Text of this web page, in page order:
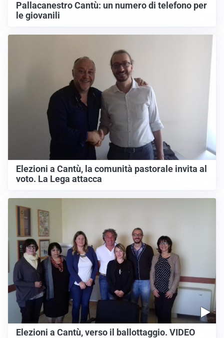
Pallacanestro Cantù: un numero di telefono per
le giovanili
Elezioni a Cantù, la comunità pastorale invita al
voto. La Lega attacca
Elezioni a Cantù, verso il ballottaggio. VIDEO